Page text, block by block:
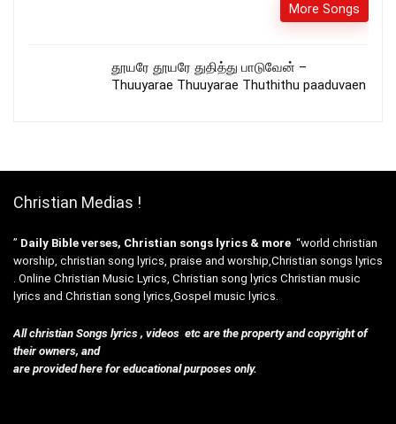
More Songs
தூயரே தூயரே துதித்து பாடுவேன் –
Thuuyarae Thuuyarae Thuthithu paaduvaen
Christian Medias !
” Daily Bible verses, Christian songs lyrics & more “world christian
worship, christian song lyrics, praise and worship,Christian songs lyrics
. Online Christian Music Lyrics, Christian song lyrics Christian music
lyrics and Christian song lyrics,Gospel music lyrics.
All christian Songs lyrics , videos etc are the property and copyright of
their owners, and
are provided here for educational purposes only.